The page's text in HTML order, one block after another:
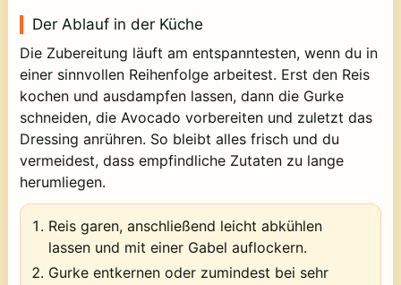
Der Ablauf in der Küche
Die Zubereitung läuft am entspanntesten, wenn du in
einer sinnvollen Reihenfolge arbeitest. Erst den Reis
kochen und ausdampfen lassen, dann die Gurke
schneiden, die Avocado vorbereiten und zuletzt das
Dressing anrühren. So bleibt alles frisch und du
vermeidest, dass empfindliche Zutaten zu lange
herumliegen.
Reis garen, anschließend leicht abkühlen
lassen und mit einer Gabel auflockern.
Gurke entkernen oder zumindest bei sehr